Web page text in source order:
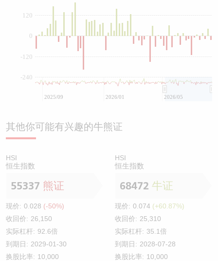
0
-240
-120
120
2025/09 2026/01 2026/05
其他你可能有兴趣的牛熊证
HSI
恒生指数
55337 熊证
现价: 0.028 (-50%)
收回价: 26,150
实际杠杆: 92.6倍
到期日: 2029-01-30
换股比率: 10,000
HSI
恒生指数
68472 牛证
现价: 0.074 (+60.87%)
收回价: 25,310
实际杠杆: 35.1倍
到期日: 2028-07-28
换股比率: 10,000